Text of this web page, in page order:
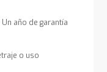
año de garantía
o uso